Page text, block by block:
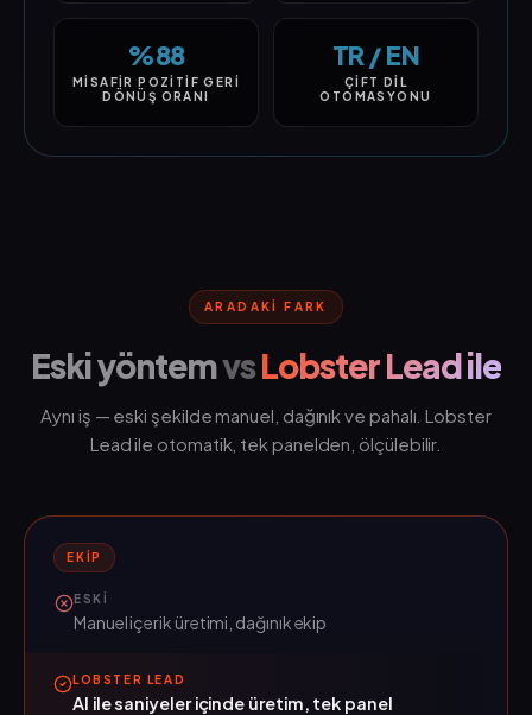
%88
MISAFIR POZITIF GERI
DÖNÜŞ ORANI
TR / EN
ÇIFT DIL
OTOMASYONU
ARADAKI FARK
Eski yöntemvsLobster Lead ile
Aynı iş — eski şekilde manuel, dağınık ve pahalı. Lobster
Lead ile otomatik, tek panelden, ölçülebilir.
EKIP
ESKI
Manuel içerik üretimi, dağınık ekip
LOBSTER LEAD
AI ile saniyeler içinde üretim, tek panel